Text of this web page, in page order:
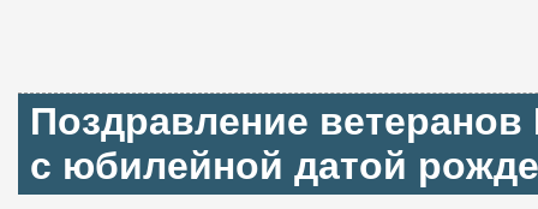
Поздравление
с юбилейной датой